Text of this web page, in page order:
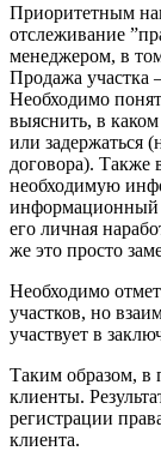
Приоритетным
отслеживание
менеджером, в
Продажа участка
Необходимо
выяснить, в
или задержаться
договора). Также
необходимую
информационный
его личная
же это просто
Необходимо
участков, но
участвует в
Таким образом, в
клиенты.
регистрации
клиента.